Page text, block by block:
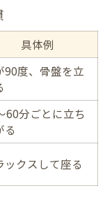
具体例
90度、骨盤を立
60分ごとに立ち
る
ックスして座る